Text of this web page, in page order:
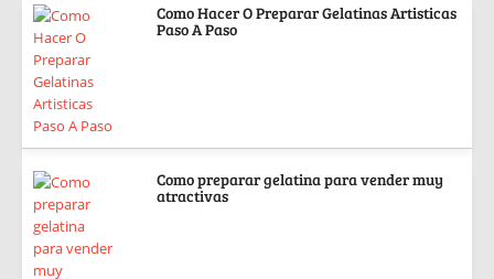
Como Hacer O Preparar Gelatinas Artisticas
Paso A Paso
Como preparar gelatina para vender muy
atractivas